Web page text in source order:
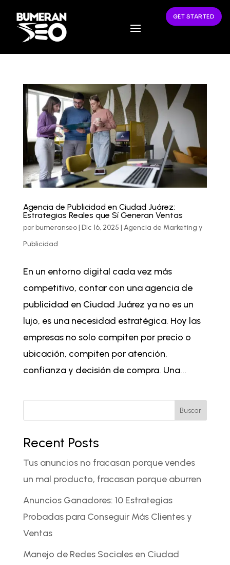
GET STARTED
Agencia de Publicidad en Ciudad Juárez:
Estrategias Reales que Sí Generan Ventas
porbumeranseo| Dic 16, 2025 | Agencia de Marketing y
Publicidad
En un entorno digital cada vez más
competitivo, contar con una agencia de
publicidad en Ciudad Juárez ya no es un
lujo, es una necesidad estratégica. Hoy las
empresas no solo compiten por precio o
ubicación, compiten por atención,
confianza y decisión de compra. Una...
Buscar
Recent Posts
Tus anuncios no fracasan porque vendes
un mal producto, fracasan porque aburren
Anuncios Ganadores: 10 Estrategias
Probadas para Conseguir Más Clientes y
Ventas
Manejo de Redes Sociales en Ciudad